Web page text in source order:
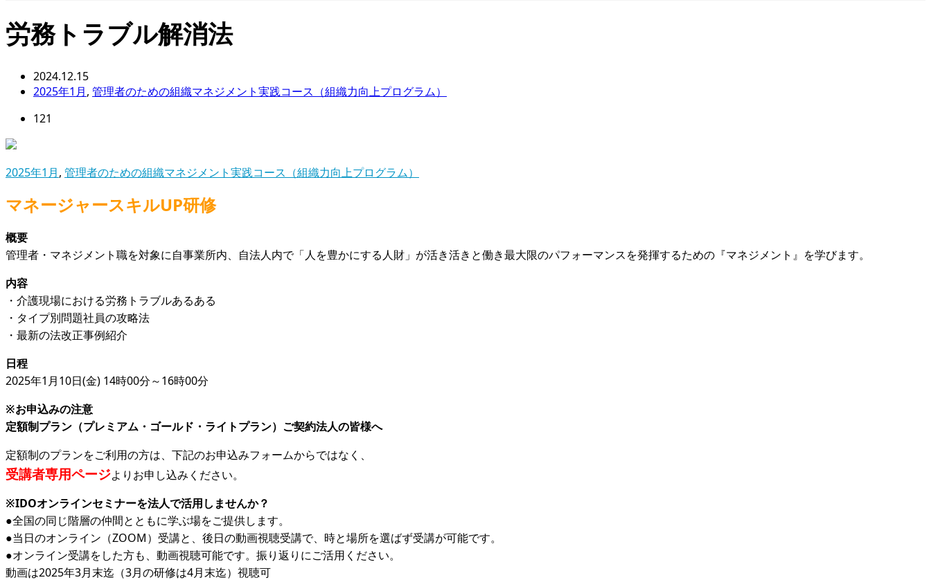
労務トラブル解消法
2024.12.15
2025年1月, 管理者のための組織マネジメント実践コース（組織力向上プログラム）
121
2025年1月, 管理者のための組織マネジメント実践コース（組織力向上プログラム）
マネージャースキルUP研修
概要
管理者・マネジメント職を対象に自事業所内、自法人内で「人を豊かにする人財」が活き活きと働き最大限のパフォーマンスを発揮するための『マネジメント』を学びます。
内容
・介護現場における労務トラブルあるある
・タイプ別問題社員の攻略法
・最新の法改正事例紹介
日程
2025年1月10日(金) 14時00分～16時00分
※お申込みの注意
定額制プラン（プレミアム・ゴールド・ライトプラン）ご契約法人の皆様へ
定額制のプランをご利用の方は、下記のお申込みフォームからではなく、
受講者専用ページよりお申し込みください。
※IDOオンラインセミナーを法人で活用しませんか？
●全国の同じ階層の仲間とともに学ぶ場をご提供します。
●当日のオンライン（ZOOM）受講と、後日の動画視聴受講で、時と場所を選ばず受講が可能です。
●オンライン受講をした方も、動画視聴可能です。振り返りにご活用ください。
動画は2025年3月末迄（3月の研修は4月末迄）視聴可